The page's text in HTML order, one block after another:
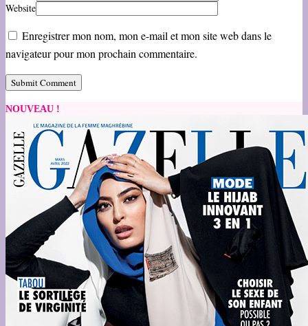
Website
Enregistrer mon nom, mon e-mail et mon site web dans le
navigateur pour mon prochain commentaire.
NOUVEAU !